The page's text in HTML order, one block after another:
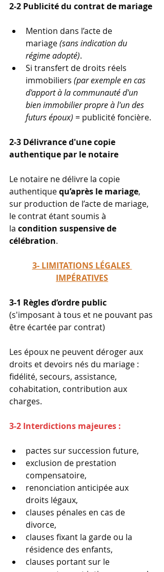
2-2 Publicité du contrat de mariage
Mention dans l’acte de
mariage (sans indication du
régime adopté).
Si transfert de droits réels
immobiliers (par exemple en cas
d'apport à la communauté d'un
bien immobilier propre à l'un des
futurs époux) = publicité foncière.
2-3 Délivrance d'une copie
authentique par le notaire
Le notaire ne délivre la copie
authentique qu’après le mariage,
sur production de l’acte de mariage,
le contrat étant soumis à
la condition suspensive de
célébration.
3- LIMITATIONS LÉGALES
IMPÉRATIVES
3-1 Règles d’ordre public
(s'imposant à tous et ne pouvant pas
être écartée par contrat)
Les époux ne peuvent déroger aux
droits et devoirs nés du mariage :
fidélité, secours, assistance,
cohabitation, contribution aux
charges.
3-2 Interdictions majeures :
pactes sur succession future,
exclusion de prestation
compensatoire,
renonciation anticipée aux
droits légaux,
clauses pénales en cas de
divorce,
clauses fixant la garde ou la
résidence des enfants,
clauses portant sur le